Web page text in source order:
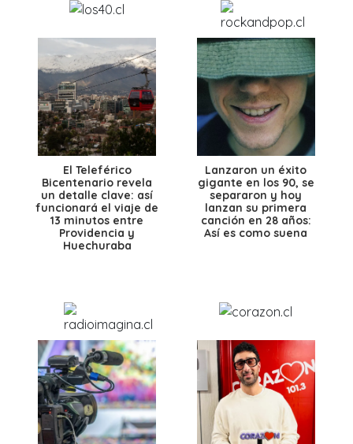
El Teleférico
Bicentenario revela
un detalle clave: así
funcionará el viaje de
13 minutos entre
Providencia y
Huechuraba
Lanzaron un éxito
gigante en los 90, se
separaron y hoy
lanzan su primera
canción en 28 años:
Así es como suena